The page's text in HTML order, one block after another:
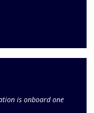
is onboard one